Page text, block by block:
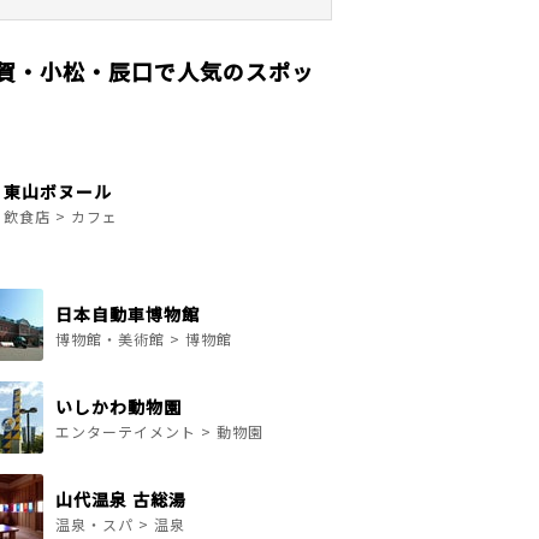
・小松・辰口で人気のスポッ
東山ボヌール
飲食店 > カフェ
日本自動車博物館
博物館・美術館 > 博物館
いしかわ動物園
エンターテイメント > 動物園
山代温泉 古総湯
温泉・スパ > 温泉